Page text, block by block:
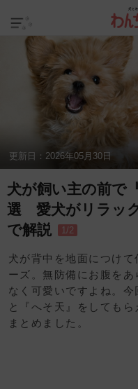
更新日： 2026年05月30日
犬が飼い主の前で
選 愛犬がリラッ
で解説
1/2
犬が背中を地面につけ
ーズ。無防備にお腹を
なく可愛いですよね。
と『へそ天』をしても
まとめました。